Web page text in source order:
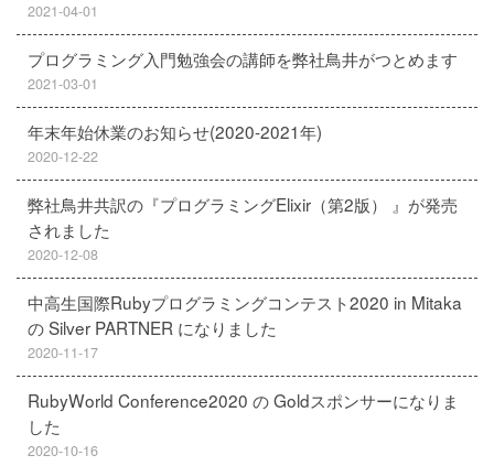
2021-04-01
プログラミング入門勉強会の講師を弊社鳥井がつとめます
2021-03-01
年末年始休業のお知らせ(2020-2021年)
2020-12-22
弊社鳥井共訳の『プログラミングElixir（第2版） 』が発売
されました
2020-12-08
中高生国際Rubyプログラミングコンテスト2020 in Mitaka
の Silver PARTNER になりました
2020-11-17
RubyWorld Conference2020 の Goldスポンサーになりま
した
2020-10-16